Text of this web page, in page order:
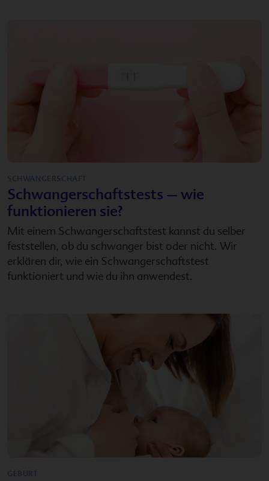
SCHWANGERSCHAFT
Schwangerschaftstests – wie
funktionieren sie?
Mit einem Schwangerschaftstest kannst du selber
feststellen, ob du schwanger bist oder nicht. Wir
erklären dir, wie ein Schwangerschaftstest
funktioniert und wie du ihn anwendest.
GEBURT